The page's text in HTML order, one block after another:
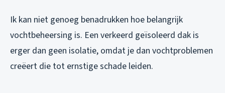
Ik kan niet genoeg benadrukken hoe belangrijk
vochtbeheersing is. Een verkeerd geïsoleerd dak is
erger dan geen isolatie, omdat je dan vochtproblemen
creëert die tot ernstige schade leiden.